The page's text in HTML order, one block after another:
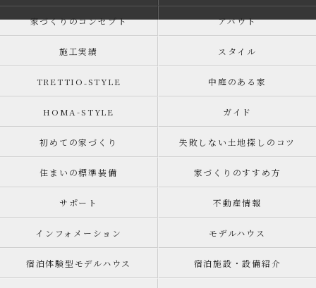
家づくりのコンセプト アバウト
施工実績 スタイル
TRETTIO₋STYLE 中庭のある家
HOMA-STYLE ガイド
初めての家づくり 失敗しない土地探しのコツ
住まいの標準装備 家づくりのすすめ方
サポート 不動産情報
インフォメーション モデルハウス
宿泊体験型モデルハウス 宿泊施設・設備紹介